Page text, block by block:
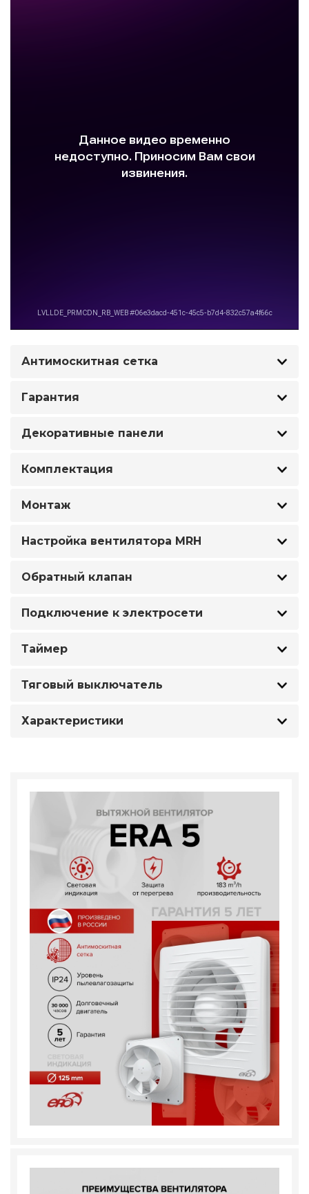
Антимоскитная сетка
Гарантия
Декоративные панели
Комплектация
Монтаж
Настройка вентилятора MRH
Обратный клапан
Подключение к электросети
Таймер
Тяговый выключатель
Характеристики